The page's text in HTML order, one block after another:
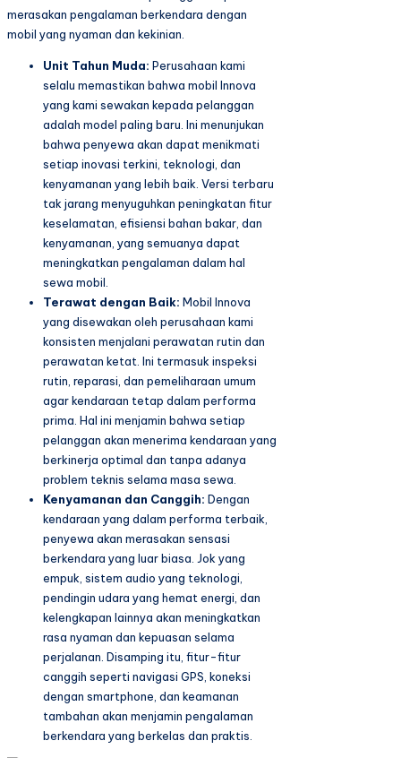
merasakan pengalaman berkendara dengan
mobil yang nyaman dan kekinian.
Unit Tahun Muda: Perusahaan kami
selalu memastikan bahwa mobil Innova
yang kami sewakan kepada pelanggan
adalah model paling baru. Ini menunjukan
bahwa penyewa akan dapat menikmati
setiap inovasi terkini, teknologi, dan
kenyamanan yang lebih baik. Versi terbaru
tak jarang menyuguhkan peningkatan fitur
keselamatan, efisiensi bahan bakar, dan
kenyamanan, yang semuanya dapat
meningkatkan pengalaman dalam hal
sewa mobil.
Terawat dengan Baik: Mobil Innova
yang disewakan oleh perusahaan kami
konsisten menjalani perawatan rutin dan
perawatan ketat. Ini termasuk inspeksi
rutin, reparasi, dan pemeliharaan umum
agar kendaraan tetap dalam performa
prima. Hal ini menjamin bahwa setiap
pelanggan akan menerima kendaraan yang
berkinerja optimal dan tanpa adanya
problem teknis selama masa sewa.
Kenyamanan dan Canggih: Dengan
kendaraan yang dalam performa terbaik,
penyewa akan merasakan sensasi
berkendara yang luar biasa. Jok yang
empuk, sistem audio yang teknologi,
pendingin udara yang hemat energi, dan
kelengkapan lainnya akan meningkatkan
rasa nyaman dan kepuasan selama
perjalanan. Disamping itu, fitur-fitur
canggih seperti navigasi GPS, koneksi
dengan smartphone, dan keamanan
tambahan akan menjamin pengalaman
berkendara yang berkelas dan praktis.